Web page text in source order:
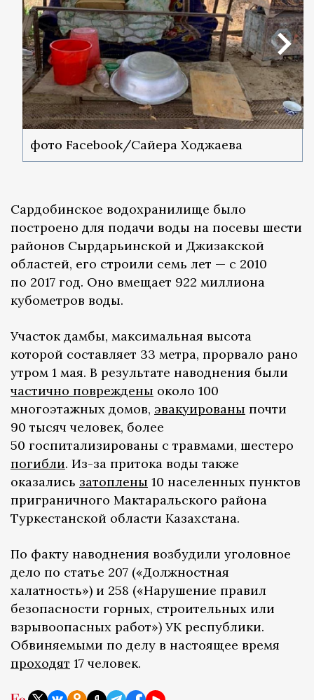
фото Facebook/Сайера Ходжаева
Сардобинское водохранилище было
построено для подачи воды на посевы шести
районов Сырдарьинской и Джизакской
областей, его строили семь лет — с 2010
по 2017 год. Оно вмещает 922 миллиона
кубометров воды.
Участок дамбы, максимальная высота
которой составляет 33 метра, прорвало рано
утром 1 мая. В результате наводнения были
частично повреждены около 100
многоэтажных домов, эвакуированы почти
90 тысяч человек, более
50 госпитализированы с травмами, шестеро
погибли. Из-за притока воды также
оказались затоплены 10 населенных пунктов
приграничного Мактаральского района
Туркестанской области Казахстана.
По факту наводнения возбудили уголовное
дело по статье 207 («Должностная
халатность») и 258 («Нарушение правил
безопасности горных, строительных или
взрывоопасных работ») УК республики.
Обвиняемыми по делу в настоящее время
проходят 17 человек.